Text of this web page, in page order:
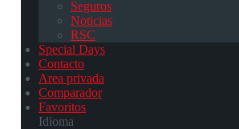
Seguros
Noticias
RSC
Special Days
Contacto
Area privada
Comparador
Favoritos
Idioma